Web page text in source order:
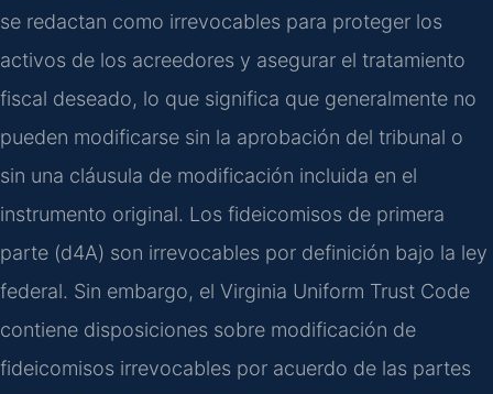
se redactan como irrevocables para proteger los
activos de los acreedores y asegurar el tratamiento
fiscal deseado, lo que significa que generalmente no
pueden modificarse sin la aprobación del tribunal o
sin una cláusula de modificación incluida en el
instrumento original. Los fideicomisos de primera
parte (d4A) son irrevocables por definición bajo la ley
federal. Sin embargo, el Virginia Uniform Trust Code
contiene disposiciones sobre modificación de
fideicomisos irrevocables por acuerdo de las partes